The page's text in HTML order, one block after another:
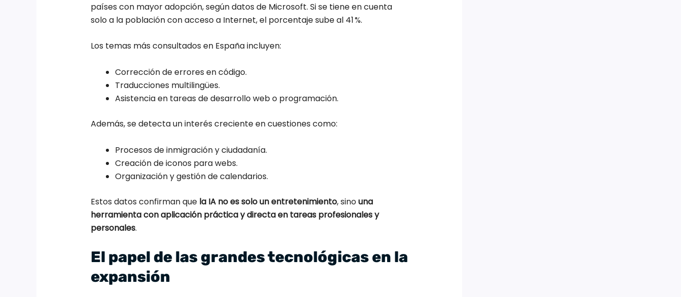
países con mayor adopción, según datos de Microsoft. Si se tiene en cuenta
solo a la población con acceso a Internet, el porcentaje sube al 41 %.
Los temas más consultados en España incluyen:
Corrección de errores en código.
Traducciones multilingües.
Asistencia en tareas de desarrollo web o programación.
Además, se detecta un interés creciente en cuestiones como:
Procesos de inmigración y ciudadanía.
Creación de iconos para webs.
Organización y gestión de calendarios.
Estos datos confirman que la IA no es solo un entretenimiento, sinouna
herramienta con aplicación práctica y directa en tareas profesionales y
personales.
El papel de las grandes tecnológicas en la
expansión